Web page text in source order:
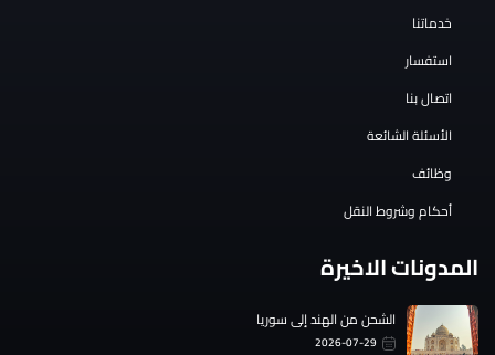
خدماتنا
استفسار
اتصال بنا
الأسئلة الشائعة
وظائف
أحكام وشروط النقل
المدونات الاخيرة
الشحن من الهند إلى سوريا
2026-07-29